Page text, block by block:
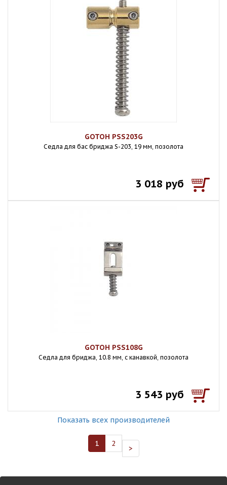
GOTOH PSS203G
Седла для бас бриджа S-203, 19 мм, позолота
3 018 руб
GOTOH PSS108G
Седла для бриджа, 10.8 мм, с канавкой, позолота
3 543 руб
Показать всех производителей
1 2
>